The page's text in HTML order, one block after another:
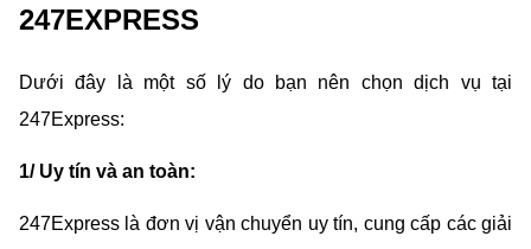
247EXPRESS
Dưới đây là một số lý do bạn nên chọn dịch vụ tại
247Express:
1/ Uy tín và an toàn:
247Express là đơn vị vận chuyển uy tín, cung cấp các giải